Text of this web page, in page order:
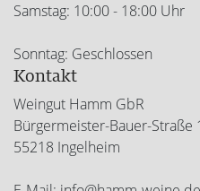
Samstag: 10:00 - 18:00 Uhr
Sonntag: Geschlossen
Kontakt
Weingut Hamm GbR
Bürgermeister-Bauer-Straße
55218 Ingelheim